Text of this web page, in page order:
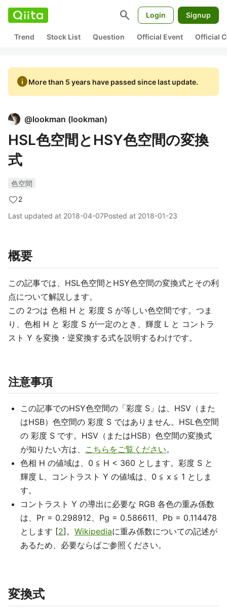
search Login Signup
Trend Stock List Question Official Event Official
infoMore than 5 years have passed since last update.
@lookman (lookman)
HSL色空間とHSY色空間の変換
式
色空間
2
Last updated at 2018-04-07Posted at 2018-01-23
概要
この記事では、HSL色空間とHSY色空間の変換式とその利
点について解説します。
この 2つは 色相 H と 彩度 S が等しい色空間です。つま
り、色相 H と 彩度 S が一定のとき、輝度 L と コントラ
スト Y を変換・逆変換する式を説明するわけです。
注意事項
この記事でのHSY色空間の「彩度 S」は、HSV（また
はHSB）色空間の 彩度 S ではありません。HSL色空間
の 彩度 S です。HSV（またはHSB）色空間の変換式
が知りたい方は、 こちらをご覧ください。
色相 H の値域は、0 ≦ H < 360 とします。彩度 S と
輝度 L、コントラスト Y の値域は、0 ≦ x ≦ 1 としま
す。
コントラスト Y の導出に必要な RGB 各色の重み係数
は、Pr = 0.298912、Pg = 0.586611、Pb = 0.114478
とします [2]。 Wikipediaに重み係数についての記述が
あるため、必要ならばご参照ください。
変換式